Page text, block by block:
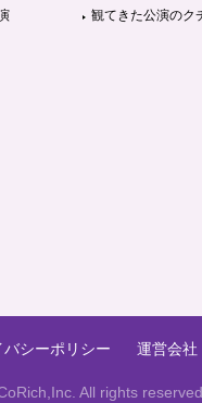
観てきた公演のク
バシーポリシー 運営会社
All rights reserved.